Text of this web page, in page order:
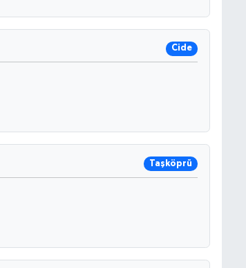
Cide
Taşköprü